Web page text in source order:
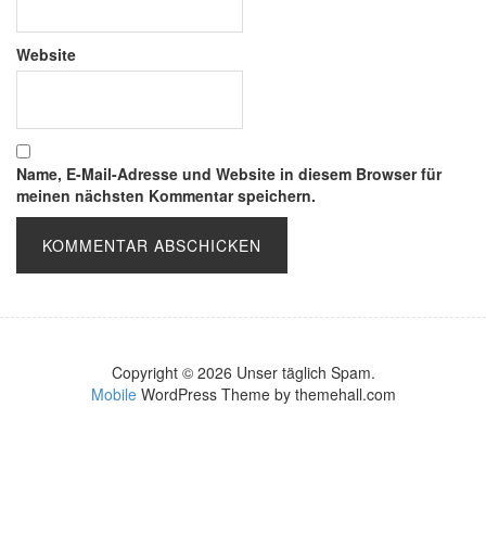
Website
Name, E-Mail-Adresse und Website in diesem Browser für
meinen nächsten Kommentar speichern.
Copyright © 2026 Unser täglich Spam.
MobileWordPress Theme by themehall.com